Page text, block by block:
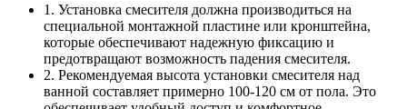
1. Установка смесителя должна производиться на
специальной монтажной пластине или кронштейна,
которые обеспечивают надежную фиксацию и
предотвращают возможность падения смесителя.
2. Рекомендуемая высота установки смесителя над
ванной составляет примерно 100-120 см от пола. Это